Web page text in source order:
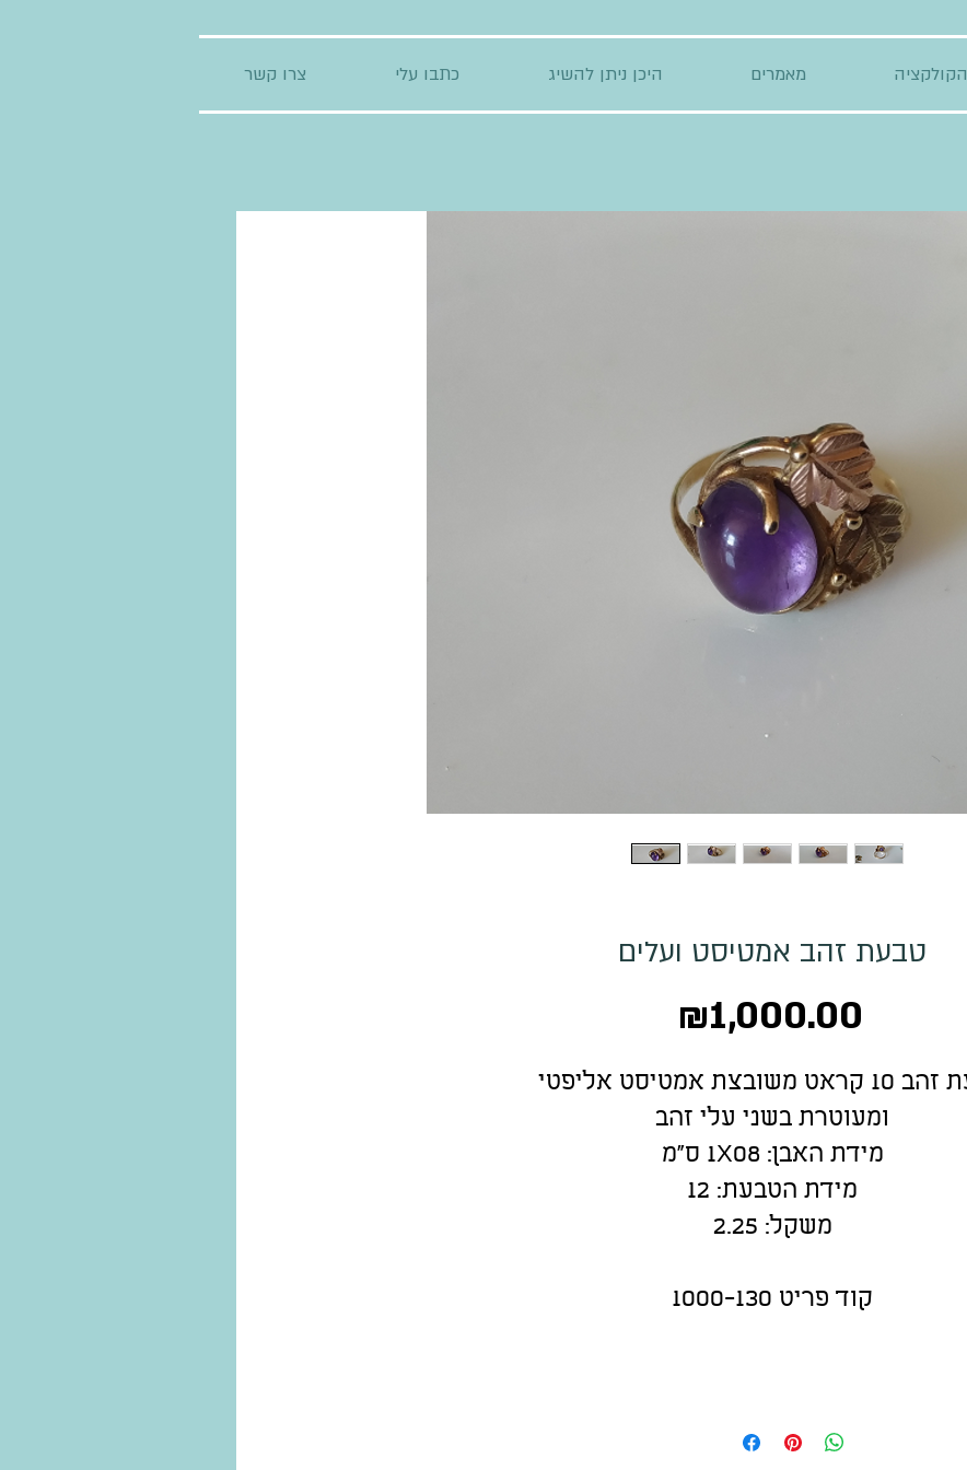
צרו קשר כתבו עלי היכן ניתן להשיג מאמרים הקולקציה
טבעת זהב אמטיסט ועלים
₪1,000.00
טבעת זהב 10 קראט משובצת אמטיסט אליפטי
ומעוטרת בשני עלי זהב
מידת האבן: 1X08 ס"מ
מידת הטבעת: 12
משקל: 2.25
קוד פריט 1000-130